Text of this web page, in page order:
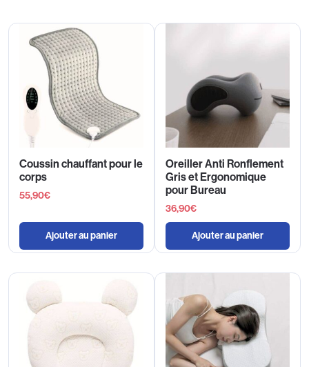
Coussin chauffant pour le
corps
55,90€
Ajouter au panier
Oreiller Anti Ronflement
Gris et Ergonomique
pour Bureau
36,90€
Ajouter au panier